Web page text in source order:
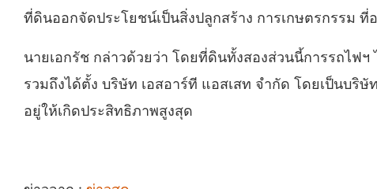
ที่ดินออกจัดประโยชน์เป็นสิ่งปลูกสร้าง การเกษตรกรรม ที่
นายเอกรัช กล่าวด้วยว่า โดยที่ดินทั้งสองส่วนนี้การรถไฟ
รวมถึงได้ตั้ง บริษัท เอสอาร์ที แอสเสท จำกัด โดยเป็นบ
อยู่ให้เกิดประสิทธิภาพสูงสุด